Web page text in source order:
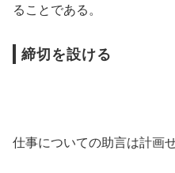
ることである。
締切を設ける
仕事についての助言は計画